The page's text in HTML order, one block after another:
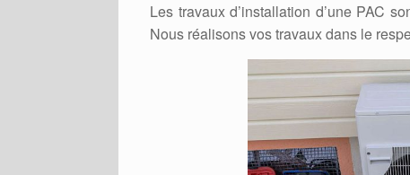
Les travaux d’installation d’une PAC
Nous réalisons vos travaux dans le